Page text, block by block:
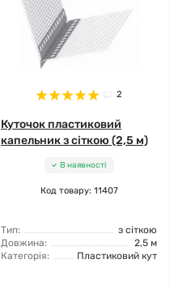
2
Куточок пластиковий
капельник з сіткою (2,5 м)
В наявності
Код товару: 11407
Тип:
з сіткою
Довжина:
2,5 м
Категорія:
Пластиковий кут